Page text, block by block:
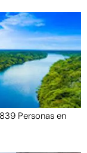
Personas en